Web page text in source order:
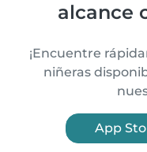
alcance
¡Encuentre
niñeras
App